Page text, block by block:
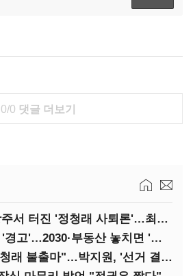
0/0 댓글 더보기
"당권은 짧다" 광주서 터진 '정청래 사퇴론'…최고위 '아수라장'
서울시장 선거의 '경고'…2030·부동산 놓치면 '총선도 대선도' 패배
"지도부 사퇴, 정청래 불출마"…박지원, '선거 결과 책임' 강조